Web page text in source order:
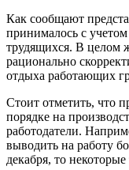
Как сообщают
принималось с
трудящихся. В целом
рационально
отдыха работающих
Стоит отметить, что
порядке на
работодатели.
выводить на работу
декабря, то